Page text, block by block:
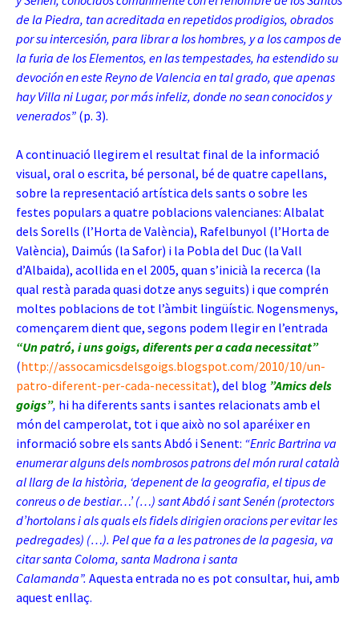
de la Piedra, tan acreditada en repetidos prodigios, obrados
por su intercesión, para librar a los hombres, y a los campos de
la furia de los Elementos, en las tempestades, ha estendido su
devoción en este Reyno de Valencia en tal grado, que apenas
hay Villa ni Lugar, por más infeliz, donde no sean conocidos y
venerados” (p. 3).
A continuació llegirem el resultat final de la informació
visual, oral o escrita, bé personal, bé de quatre capellans,
sobre la representació artística dels sants o sobre les
festes populars a quatre poblacions valencianes: Albalat
dels Sorells (l’Horta de València), Rafelbunyol (l’Horta de
València), Daimús (la Safor) i la Pobla del Duc (la Vall
d’Albaida), acollida en el 2005, quan s’inicià la recerca (la
qual restà parada quasi dotze anys seguits) i que comprén
moltes poblacions de tot l’àmbit lingüístic. Nogensmenys,
començarem dient que, segons podem llegir en l’entrada
“Un patró, i uns goigs, diferents per a cada necessitat”
(http://assocamicsdelsgoigs.blogspot.com/2010/10/un-
patro-diferent-per-cada-necessitat), del blog ”Amics dels
goigs”, hi ha diferents sants i santes relacionats amb el
món del camperolat, tot i que això no sol aparéixer en
informació sobre els sants Abdó i Senent: “Enric Bartrina va
enumerar alguns dels nombrosos patrons del món rural català
al llarg de la història, ‘depenent de la geografia, el tipus de
conreus o de bestiar…’ (…) sant Abdó i sant Senén (protectors
d’hortolans i als quals els fidels dirigien oracions per evitar les
pedregades) (…). Pel que fa a les patrones de la pagesia, va
citar santa Coloma, santa Madrona i santa
Calamanda”. Aquesta entrada no es pot consultar, hui, amb
aquest enllaç.